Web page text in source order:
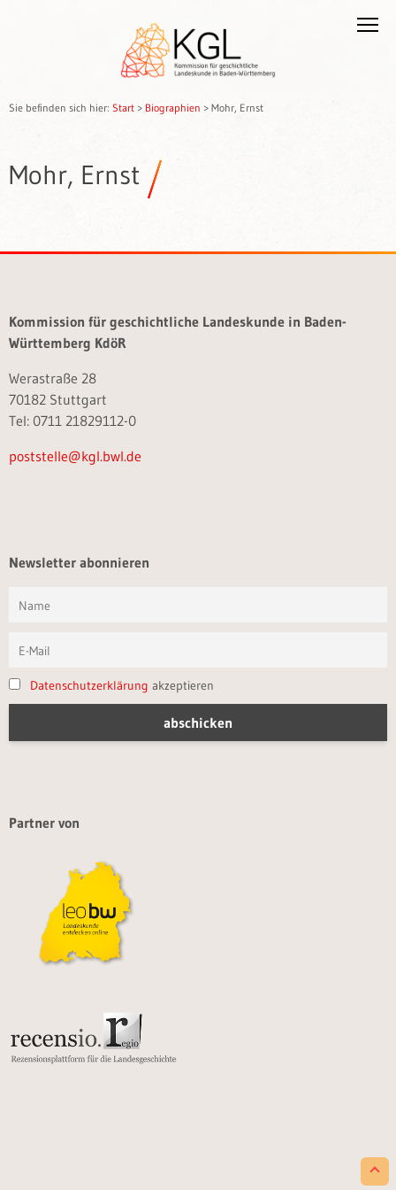
Sie befinden sich hier: Start > Biographien > Mohr, Ernst
Mohr, Ernst
Kommission für geschichtliche Landeskunde in Baden-
Württemberg KdöR
Werastraße 28
70182 Stuttgart
Tel: 0711 21829112-0
poststelle@kgl.bwl.de
Newsletter abonnieren
Datenschutzerklärung akzeptieren
Partner von